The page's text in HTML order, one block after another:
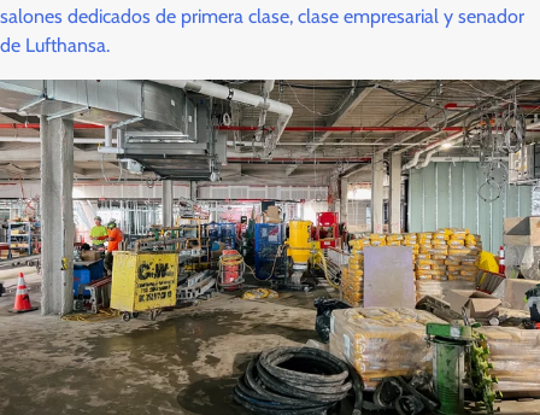
salones dedicados de primera clase, clase empresarial y senador
de Lufthansa.